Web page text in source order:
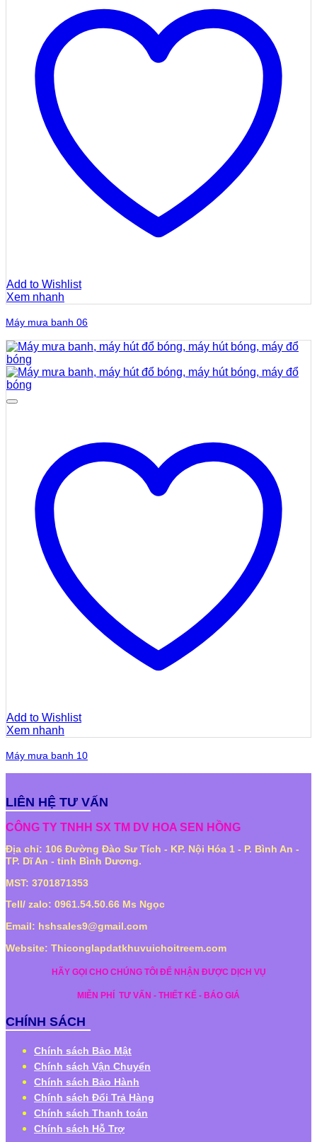
Add to Wishlist
Xem nhanh
Máy mưa banh 06
Add to Wishlist
Xem nhanh
Máy mưa banh 10
LIÊN HỆ TƯ VẤN
CÔNG TY TNHH SX TM DV HOA SEN HỒNG
Địa chỉ: 106 Đường Đào Sư Tích - KP. Nội Hóa 1 - P. Bình An -
TP. Dĩ An - tỉnh Bình Dương.
MST: 3701871353
Tell/ zalo: 0961.54.50.66 Ms Ngọc
Email: hshsales9@gmail.com
Website: Thiconglapdatkhuvuichoitreem.com
HÃY GỌI CHO CHÚNG TÔI ĐỂ NHẬN ĐƯỢC DỊCH VỤ
MIỄN PHÍ TƯ VẤN - THIẾT KẾ - BÁO GIÁ
CHÍNH SÁCH
Chính sách Bảo Mật
Chính sách Vận Chuyển
Chính sách Bảo Hành
Chính sách Đổi Trả Hàng
Chính sách Thanh toán
Chính sách Hỗ Trợ